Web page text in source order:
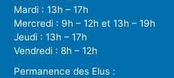
Mardi : 13h – 17h
Mercredi : 9h – 12h et 13h – 19h
Jeudi : 13h – 17h
Vendredi : 8h – 12h
Permanence des Elus :